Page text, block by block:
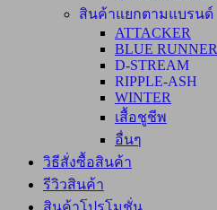
สินค้าแยกตามแบรนด์
ATTACKER
BLUE RUNNER
D-STREAM
RIPPLE-ASH
WINTER
เสื้อชูชีพ
อื่นๆ
วิธีสั่งซื้อสินค้า
รีวิวสินค้า
สินค้าโปรโมชั่น